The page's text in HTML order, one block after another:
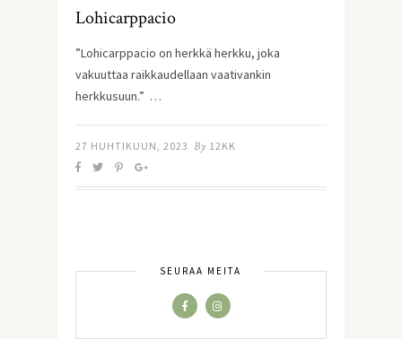
Lohicarppacio
”Lohicarppacio on herkkä herkku, joka
vakuuttaa raikkaudellaan vaativankin
herkkusuun.” …
27 HUHTIKUUN, 2023 By 12KK
SEURAA MEITÄ